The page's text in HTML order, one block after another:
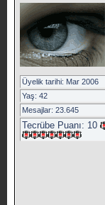
Üyelik tarihi: Mar 2006
Yaş: 42
Mesajlar: 23.645
Tecrübe Puanı: 10